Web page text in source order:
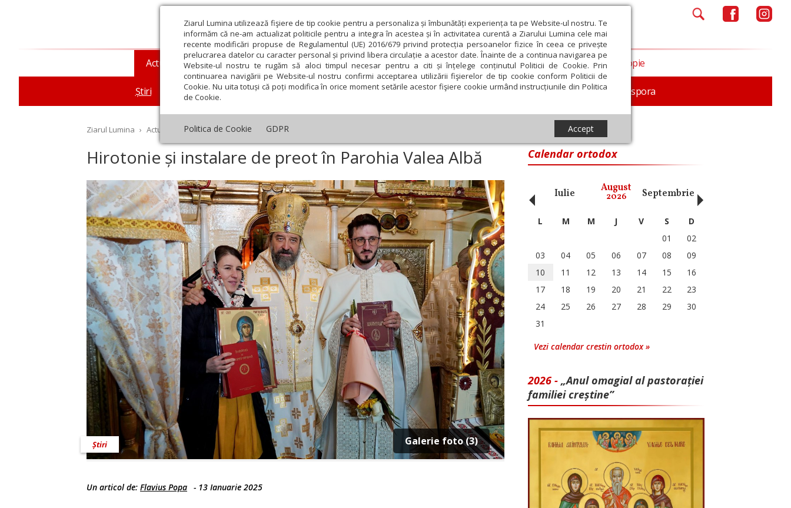
Ziarul Lumina utilizează fişiere de tip cookie pentru a personaliza și îmbunătăți experiența ta pe Website-ul nostru. Te
informăm că ne-am actualizat politicile pentru a integra în acestea și în activitatea curentă a Ziarului Lumina cele mai
recente modificări propuse de Regulamentul (UE) 2016/679 privind protecția persoanelor fizice în ceea ce privește
prelucrarea datelor cu caracter personal și privind libera circulație a acestor date. Înainte de a continua navigarea pe
Website-ul nostru te rugăm să aloci timpul necesar pentru a citi și înțelege conținutul Politicii de Cookie. Prin
continuarea navigării pe Website-ul nostru confirmi acceptarea utilizării fişierelor de tip cookie conform Politicii de
Cookie. Nu uita totuși că poți modifica în orice moment setările acestor fişiere cookie urmând instrucțiunile din Politica
de Cookie.
Politica de Cookie GDPR Accept
Actualitate religioasă
Știri Mesaje și cuvântări An omagial Comunicate de presă Documentar In memoriam Diaspora
Teologie și spiritualitate Educaţie și Cultură Societate Opinii Filantropie
Ziarul Lumina › Actualitate religioasă › Știri › Hirotonie și instalare de preot în Parohia Valea Albă
Hirotonie și instalare de preot în Parohia Valea Albă
Galerie foto (3)
Știri
Un articol de: Flavius Popa - 13 Ianuarie 2025
Calendar ortodox
Octombrie Noiembrie Decembrie Ianuarie Februarie Martie Aprilie Mai Iunie Iulie August
2026 Septembrie Octombrie
‹ L M M J V S
D
01
02
03
04 05 06 07 08
09
10
11 12 13 14 15
16
17
18 19 20 21 22
23
24
25 26 27 28 29
30
31
Vezi calendar crestin ortodox »
2026 - „Anul omagial al pastorației
familiei creștine”